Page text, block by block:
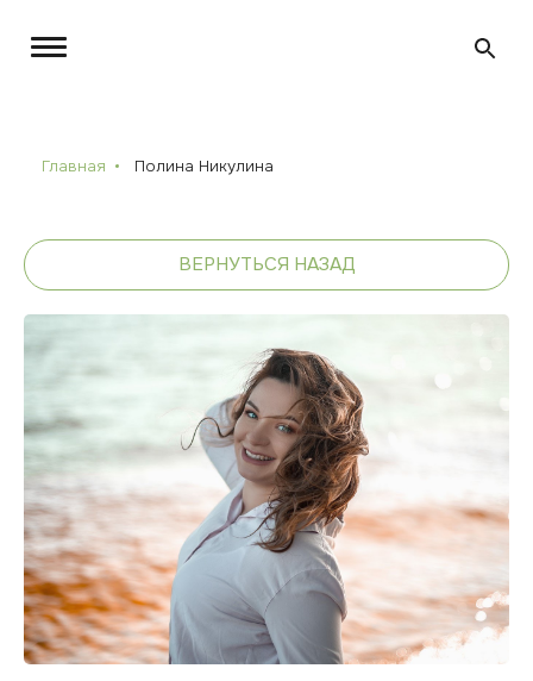
Главная Полина Никулина
ВЕРНУТЬСЯ НАЗАД